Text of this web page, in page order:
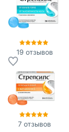
19 отзывов
7 отзывов